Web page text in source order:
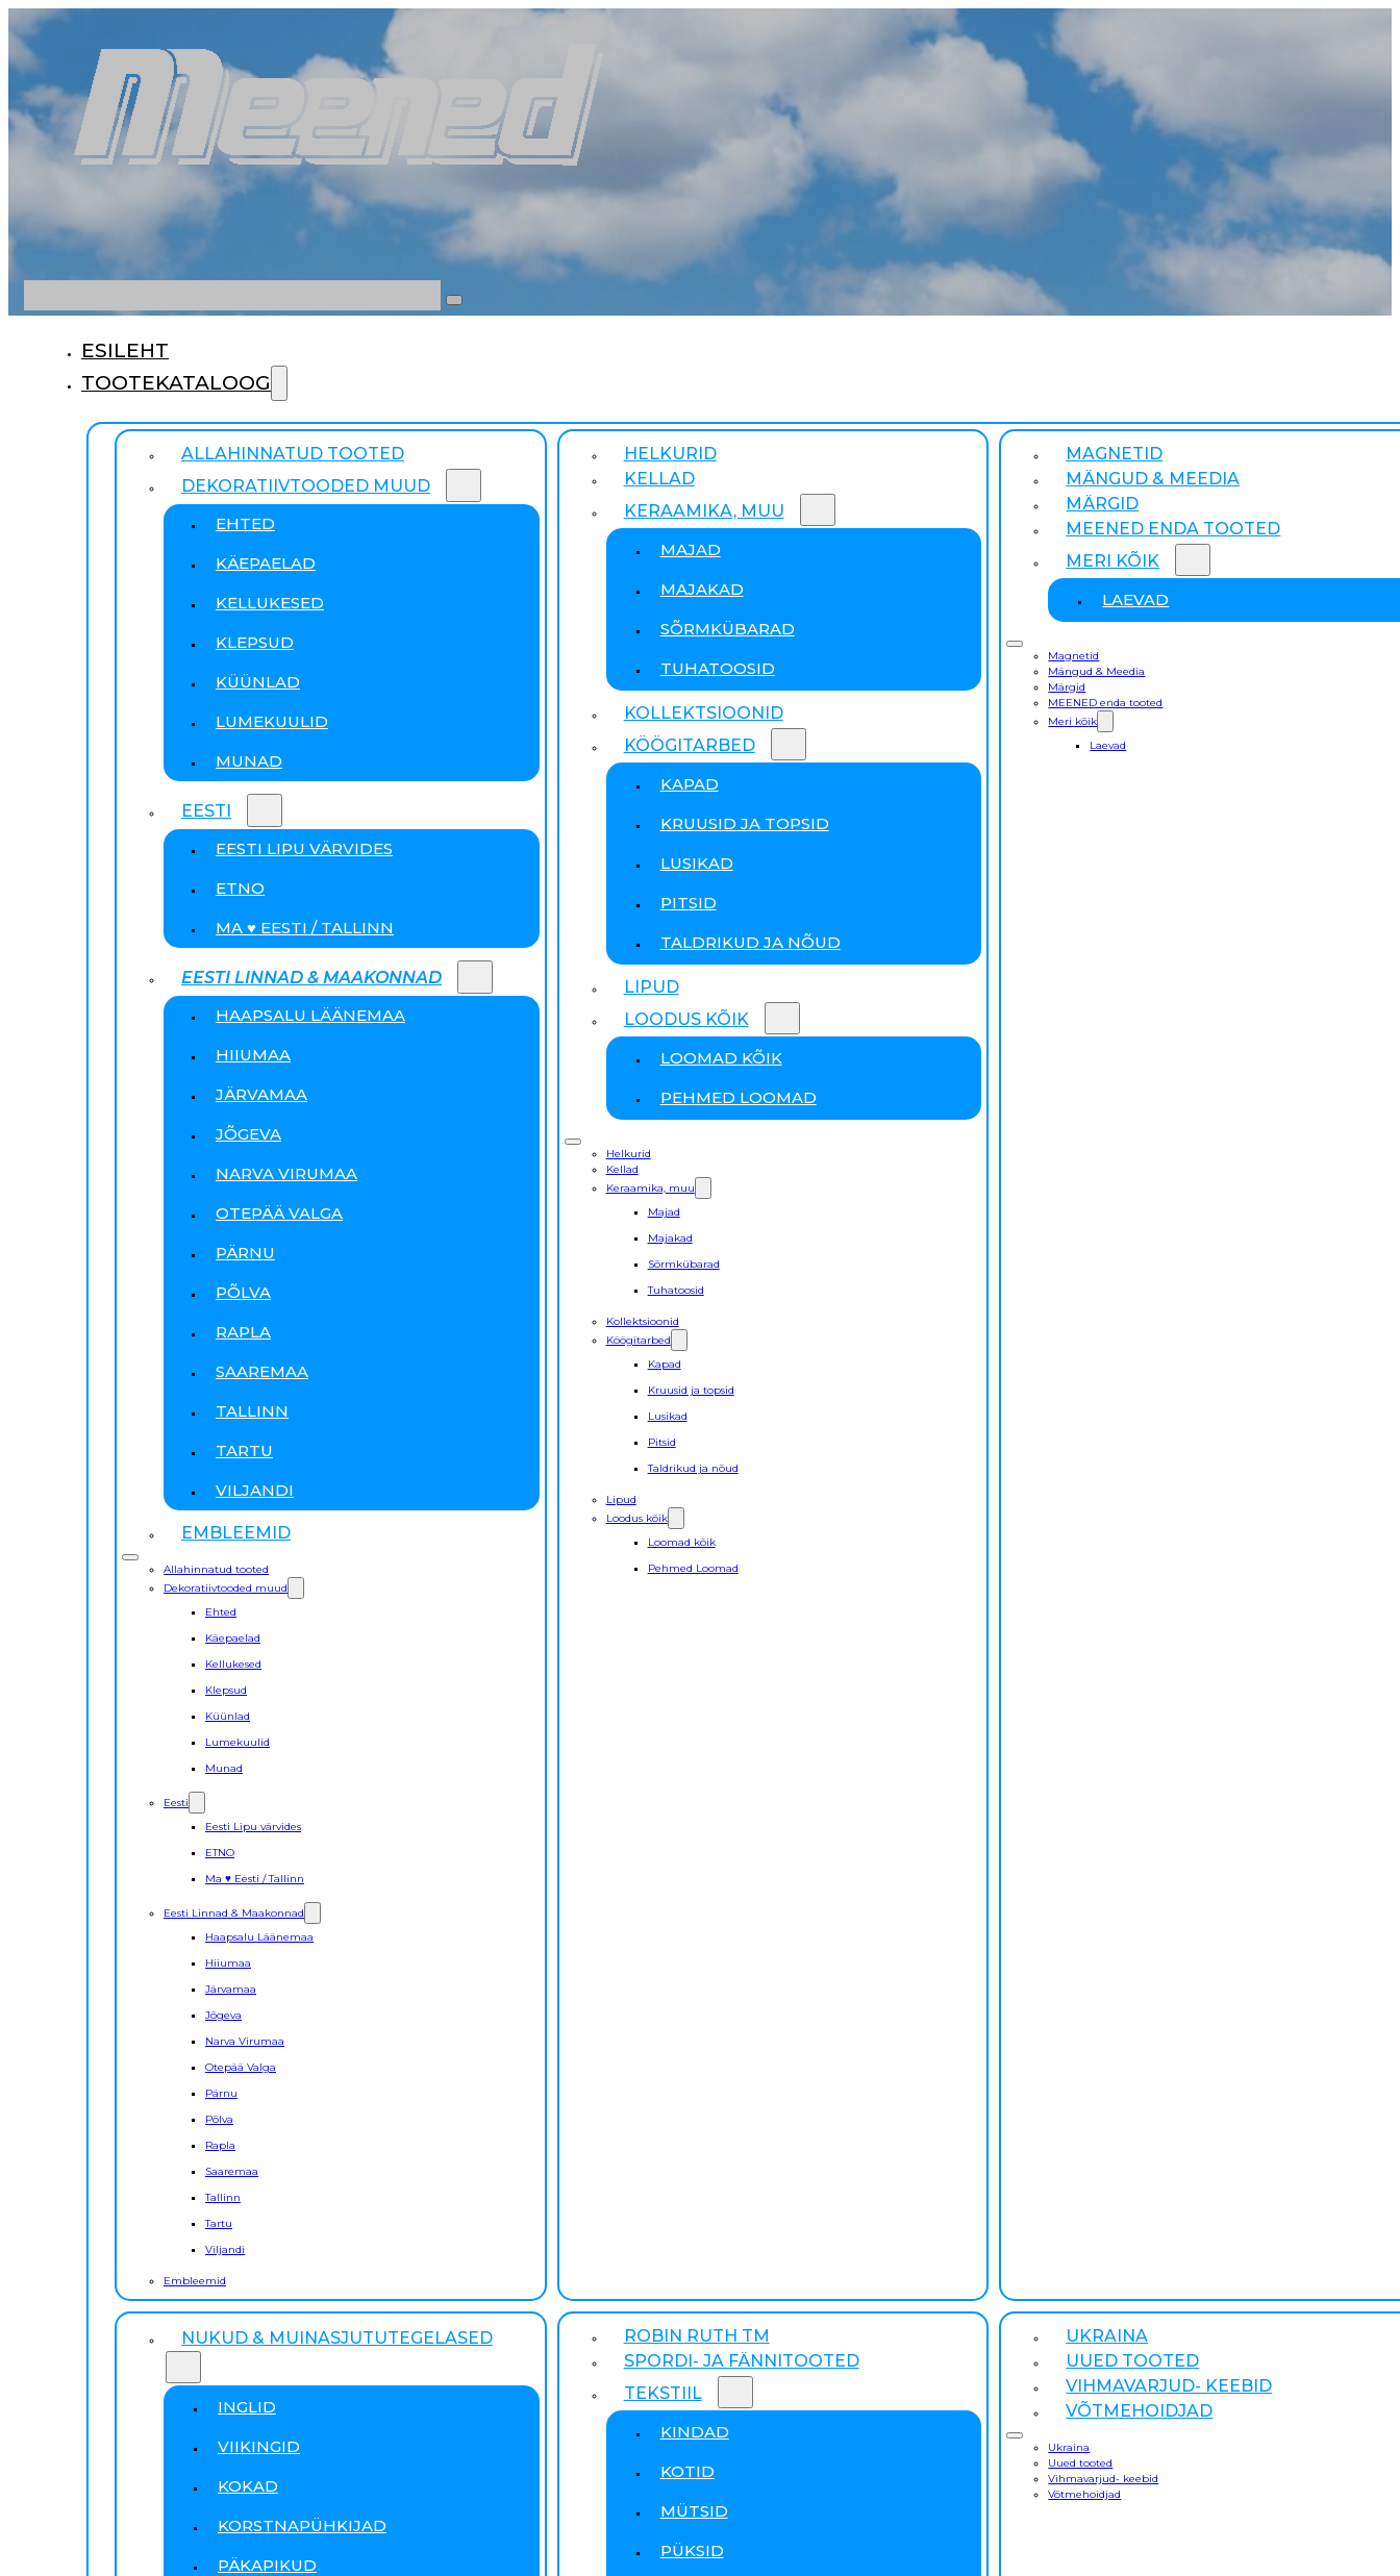
ESILEHT
TOOTEKATALOOG
ALLAHINNATUD TOOTED
DEKORATIIVTOODED MUUD
EHTED
KÄEPAELAD
KELLUKESED
KLEPSUD
KÜÜNLAD
LUMEKUULID
MUNAD
EESTI
EESTI LIPU VÄRVIDES
ETNO
MA ♥ EESTI / TALLINN
EESTI LINNAD & MAAKONNAD
HAAPSALU LÄÄNEMAA
HIIUMAA
JÄRVAMAA
JÕGEVA
NARVA VIRUMAA
OTEPÄÄ VALGA
PÄRNU
PÕLVA
RAPLA
SAAREMAA
TALLINN
TARTU
VILJANDI
EMBLEEMID
Allahinnatud tooted
Dekoratiivtooded muud
Ehted
Käepaelad
Kellukesed
Klepsud
Küünlad
Lumekuulid
Munad
Eesti
Eesti Lipu värvides
ETNO
Ma ♥ Eesti / Tallinn
Eesti Linnad & Maakonnad
Haapsalu Läänemaa
Hiiumaa
Järvamaa
Jõgeva
Narva Virumaa
Otepää Valga
Pärnu
Põlva
Rapla
Saaremaa
Tallinn
Tartu
Viljandi
Embleemid
HELKURID
KELLAD
KERAAMIKA, MUU
MAJAD
MAJAKAD
SÕRMKÜBARAD
TUHATOOSID
KOLLEKTSIOONID
KÖÖGITARBED
KAPAD
KRUUSID JA TOPSID
LUSIKAD
PITSID
TALDRIKUD JA NÕUD
LIPUD
LOODUS KÕIK
LOOMAD KÕIK
PEHMED LOOMAD
Helkurid
Kellad
Keraamika, muu
Majad
Majakad
Sõrmkübarad
Tuhatoosid
Kollektsioonid
Köögitarbed
Kapad
Kruusid ja topsid
Lusikad
Pitsid
Taldrikud ja nõud
Lipud
Loodus kõik
Loomad kõik
Pehmed Loomad
MAGNETID
MÄNGUD & MEEDIA
MÄRGID
MEENED ENDA TOOTED
MERI KÕIK
LAEVAD
Magnetid
Mängud & Meedia
Märgid
MEENED enda tooted
Meri kõik
Laevad
NUKUD & MUINASJUTUTEGELASED
INGLID
VIIKINGID
KOKAD
KORSTNAPÜHKIJAD
PÄKAPIKUD
ROBIN RUTH TM
SPORDI- JA FÄNNITOOTED
TEKSTIIL
KINDAD
KOTID
MÜTSID
PÜKSID
UKRAINA
UUED TOOTED
VIHMAVARJUD- KEEBID
VÕTMEHOIDJAD
Ukraina
Uued tooted
Vihmavarjud- keebid
Võtmehoidjad